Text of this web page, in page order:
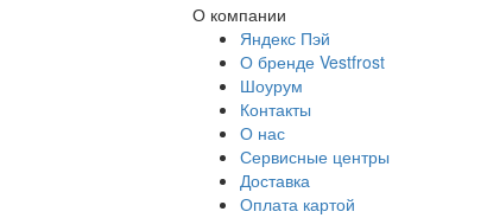
О компании
Яндекс Пэй
О бренде Vestfrost
Шоурум
Контакты
О нас
Сервисные центры
Доставка
Оплата картой